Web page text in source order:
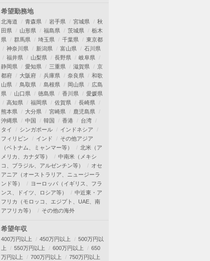
希望勤務地
北海道 青森県 岩手県 宮城県
秋
田県
山形県 福島県 茨城県
栃木
県
群馬県 埼玉県 千葉県
東京都
神奈川県
新潟県 富山県
石川県
福井県
山梨県 長野県
岐阜県
静岡県
愛知県 三重県 滋賀県
京
都府
大阪府 兵庫県 奈良県
和歌
山県
鳥取県 島根県 岡山県
広島
県
山口県 徳島県 香川県
愛媛県
高知県
福岡県 佐賀県
長崎県
熊本県
大分県 宮崎県
鹿児島県
沖縄県
中国 韓国 香港
台湾
タイ
シンガポール
インドネシア
フィリピン
インド
その他アジア
（ベトナム、ミャンマー等）
北米（ア
メリカ、カナダ等）
中南米（メキシ
コ、ブラジル、アルゼンチン等）
オセ
アニア（オーストラリア、ニュージーラ
ンド等）
ヨーロッパ（イギリス、フラ
ンス、ドイツ、ロシア等）
中近東・ア
フリカ（モロッコ、エジプト、UAE、南
アフリカ等）
その他の海外
希望年収
400万円以上 450万円以上
500万円以
上
550万円以上 600万円以上
650
万円以上
700万円以上
750万円以上